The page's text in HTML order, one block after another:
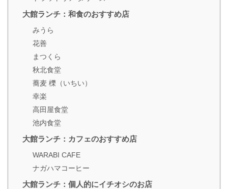
大館ランチ：和食のおすすめ店
みうら
花善
まつくら
秋北食堂
蕎麦 櫟（いちい）
幸楽
高田屋食堂
池内食堂
大館ランチ：カフェのおすすめ店
WARABI CAFE
ナガハマコーヒー
大館ランチ：個人的にイチオシのお店